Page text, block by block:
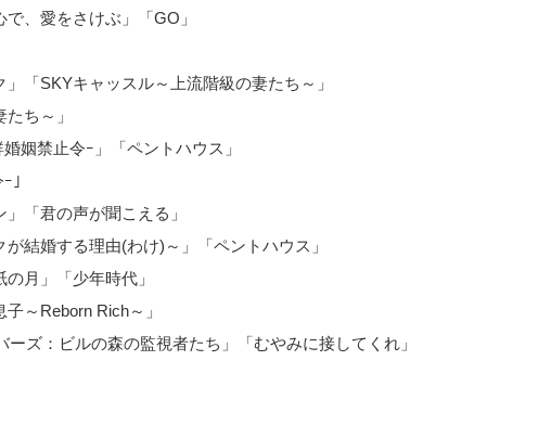
、愛をさけぶ」「GO」
「SKYキャッスル～上流階級の妻たち～」
ち～」
姻禁止令ｰ」「ペントハウス」
」
「君の声が聞こえる」
結婚する理由(わけ)～」「ペントハウス」
月」「少年時代」
～Reborn Rich～」
ズ：ビルの森の監視者たち」「むやみに接してくれ」